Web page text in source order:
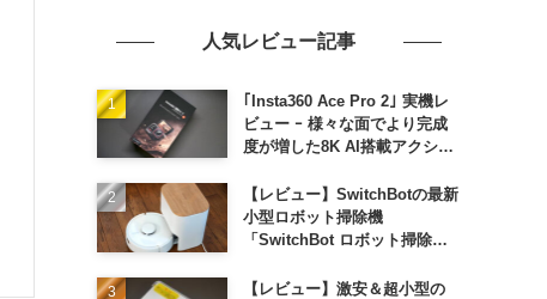
人気レビュー記事
｢Insta360 Ace Pro 2｣ 実機レ
ビュー ｰ 様々な面でより完成
度が増した8K AI搭載アクショ
【レビュー】SwitchBotの最新
小型ロボット掃除機
「SwitchBot ロボット掃除機
【レビュー】激安＆超小型の